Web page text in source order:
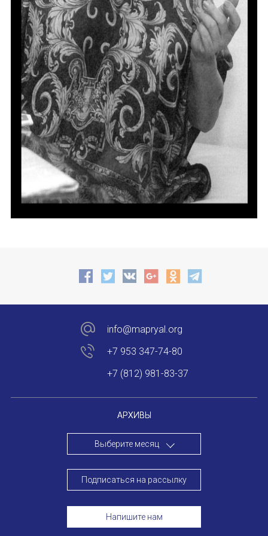
АРХИВЫ
Выберите месяц
Подписаться на рассылку
Напишите нам
info@mapryal.org
+7 953 347-74-80
+7 (812) 981-83-37